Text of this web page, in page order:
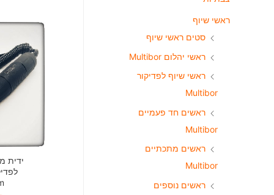
ראשי שיוף
סטים ראשי שיוף
ראשי יהלום Multibor
ראשי שיוף לפדיקור
Multibor
ראשים חד פעמיים
Multibor
ראשים מתכתיים
Multibor
ראשים נוספים
ידית